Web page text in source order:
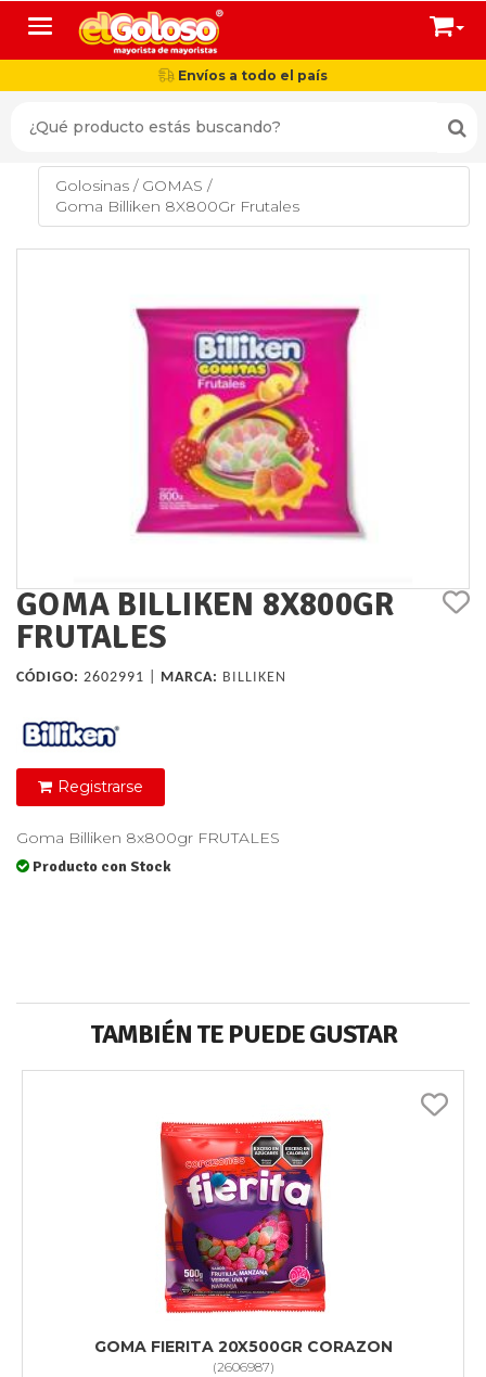
Toggle navigation
Envíos a todo el país
Golosinas / GOMAS /
Goma Billiken 8X800Gr Frutales
GOMA BILLIKEN 8X800GR
FRUTALES
CÓDIGO: 2602991 | MARCA: BILLIKEN
Registrarse
Goma Billiken 8x800gr FRUTALES
Producto con Stock
TAMBIÉN TE PUEDE GUSTAR
GOMA FIERITA 20X500GR CORAZON
(2606987)